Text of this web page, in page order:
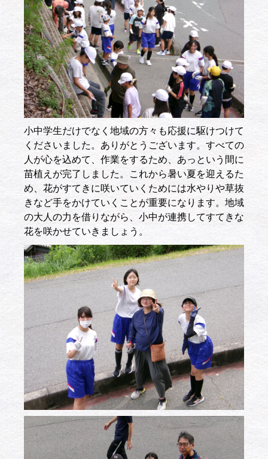
小中学生だけでなく地域の方々も応援に駆けつけて
くださいました。ありがとうございます。すべての
人が心を込めて、作業をするため、あっという間に
苗植えが完了しました。これから暑い夏を迎えるた
め、花がすてきに咲いていくためには水やりや草抜
きなど手をかけていくことが重要になります。地域
の大人の力を借りながら、小中が連携してすてきな
花を咲かせていきましょう。